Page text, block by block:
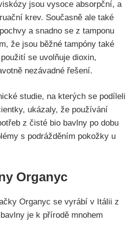
jsou vysoce absorpční, a
krev. Současně ale také
a snadno se z tamponu
že jsou běžné tampóny také
se uvolňuje dioxin,
nezávadné řešení.
studie, na kterých se podíleli
ukázaly, že používání
z čisté bio bavlny po dobu
s podrážděním pokožky u
Organyc
Organyc se vyrábí v Itálii z
je k přírodě mnohem